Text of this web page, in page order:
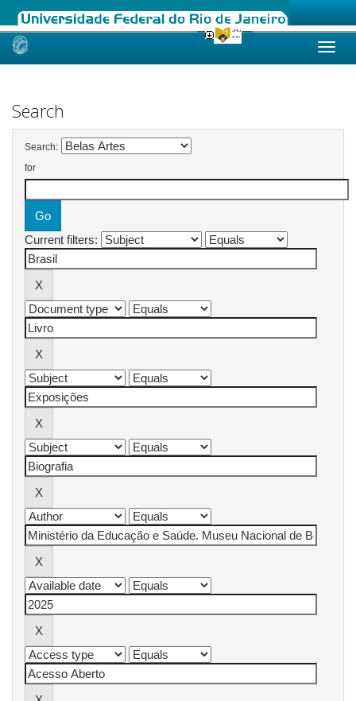
Skip
Search
Search:
for
Current filters: